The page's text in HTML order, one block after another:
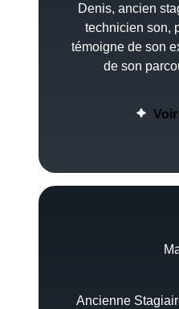
Denis, ancien
technicien son,
témoigne de son
de son
Ancienne